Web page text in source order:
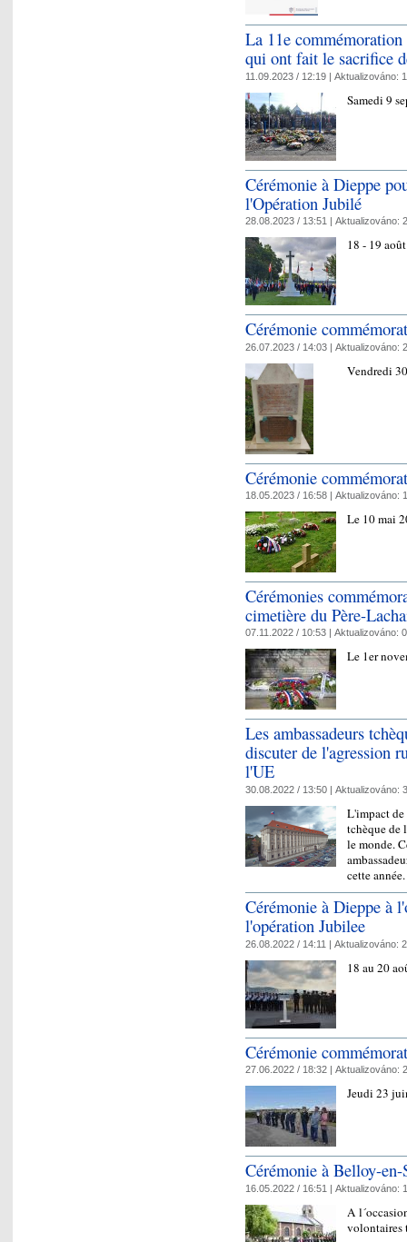
La 11e
qui ont fait le sacrifice
11.09.2023 / 12:19 | Aktualizováno:
Samedi 9
Cérémonie à Dieppe
l'Opération Jubilé
28.08.2023 / 13:51 | Aktualizováno:
18 - 19
Cérémonie
26.07.2023 / 14:03 | Aktualizováno:
Vendredi
Cérémonie
18.05.2023 / 16:58 | Aktualizováno:
Le 10 mai
Cérémonies
cimetière du Père-
07.11.2022 / 10:53 | Aktualizováno:
Le 1er
Les ambassadeurs
discuter de l'agression
l'UE
30.08.2022 / 13:50 | Aktualizováno:
L'impact de
tchèque de
le monde.
cette
Cérémonie à Dieppe à
l'opération Jubilee
26.08.2022 / 14:11 | Aktualizováno:
18 au 20
Cérémonie
27.06.2022 / 18:32 | Aktualizováno:
Jeudi 23
Cérémonie à Belloy-
16.05.2022 / 16:51 | Aktualizováno:
A
volontaires